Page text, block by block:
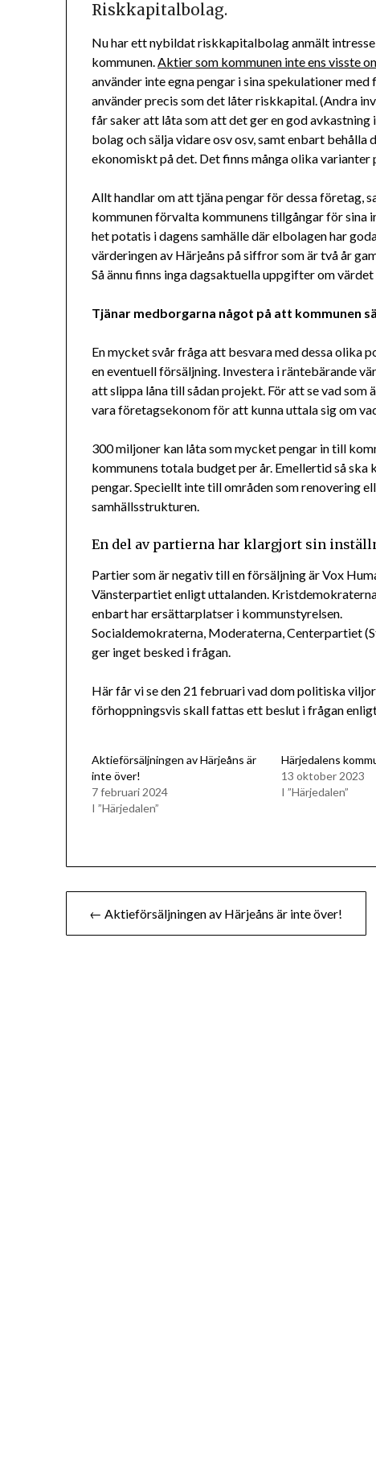
Riskkapitalbolag.
Nu har ett nybildat riskkapitalbolag anmält
kommunen.Aktier som kommunen inte ens visste
använder inte egna pengar i sina spekulationer
använder precis som det låter riskkapital. (Andra
får saker att låta som att det ger en god
bolag och sälja vidare osv osv, samt enbart
ekonomiskt på det. Det finns många olika
Allt handlar om att tjäna pengar för dessa företag,
kommunen förvalta kommunens tillgångar för sina
het potatis i dagens samhälle där elbolagen har
värderingen av Härjeåns på siffror som är två år
Så ännu finns inga dagsaktuella uppgifter om
Tjänar medborgarna något på att kommunen
En mycket svår fråga att besvara med dessa olika
en eventuell försäljning. Investera i räntebärande
att slippa låna till sådan projekt. För att se vad
vara företagsekonom för att kunna uttala sig om
300 miljoner kan låta som mycket pengar in till
kommunens totala budget per år. Emellertid så ska
pengar. Speciellt inte till områden som renovering
samhällsstrukturen.
En del av partierna har klargjort sin
Partier som är negativ till en försäljning är Vox
Vänsterpartiet enligt uttalanden.
enbart har ersättarplatser i kommunstyrelsen.
Socialdemokraterna, Moderaterna, Centerpartiet
ger inget besked i frågan.
Här får vi se den 21 februari vad dom politiska
förhoppningsvis skall fattas ett beslut i frågan
Aktieförsäljningen av Härjeåns är
inte över!
7 februari 2024
I ”Härjedalen”
Härjedalens
13 oktober 2023
I ”Härjedalen”
Inläggsnavigering
← Aktieförsäljningen av Härjeåns är inte över!